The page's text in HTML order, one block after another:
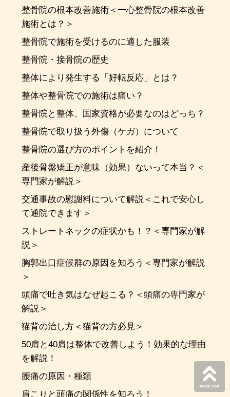
整骨院の根本改善施術＜一心整骨院の根本改善
施術とは？＞
整骨院で施術を受けるのに適した服装
整骨院・接骨院の歴史
整体により発生する「好転反応」とは？
整体や整骨院での施術は痛い？
整骨院と整体、国家資格が必要なのはどっち？
整骨院で取り扱う外傷（ケガ）について
整骨院の選び方のポイントを紹介！
産後骨盤矯正が意味（効果）ないって本当？＜
専門家が解説＞
交通事故の慰謝料について解説＜これで安心し
て通院できます＞
ストレートネックの症状かも！？＜専門家が解
説＞
胸郭出口症候群の原因を知ろう＜専門家が解説
＞
頭痛で吐き気はなぜ起こる？＜頭痛の専門家が
解説＞
猫背の治し方＜猫背の方必見＞
50肩と40肩は整体で改善しよう！効果的な理由
を解説！
腰痛の原因・種類
肩こりと頭痛の関係性を知ろう！